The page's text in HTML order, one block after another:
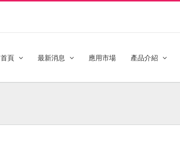
首頁 最新消息 應用市場 產品介紹